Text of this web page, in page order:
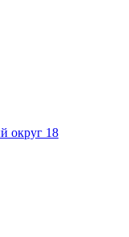
округ 18